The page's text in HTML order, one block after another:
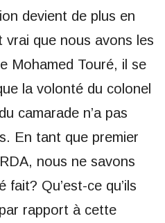
devient de plus en
vrai que nous avons les
Mohamed Touré, il se
la volonté du colonel
camarade n’a pas
En tant que premier
nous ne savons
fait? Qu’est-ce qu’ils
rapport à cette